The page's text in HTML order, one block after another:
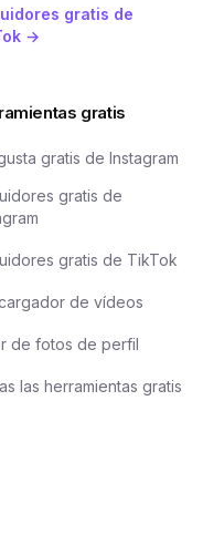
gratis de
→
gratis
gratis de Instagram
gratis de
gratis de TikTok
de vídeos
de fotos de perfil
las herramientas gratis